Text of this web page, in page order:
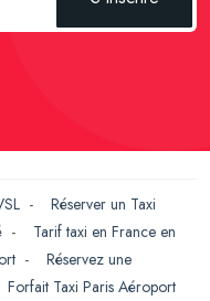
- Réserver un Taxi
- Tarif taxi en France en
- Réservez une
Forfait Taxi Paris Aéroport